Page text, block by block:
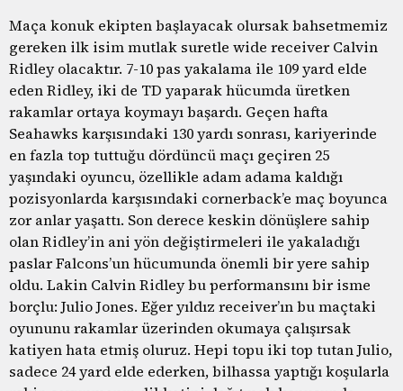
Maça konuk ekipten başlayacak olursak bahsetmemiz
gereken ilk isim mutlak suretle wide receiver Calvin
Ridley olacaktır. 7-10 pas yakalama ile 109 yard elde
eden Ridley, iki de TD yaparak hücumda üretken
rakamlar ortaya koymayı başardı. Geçen hafta
Seahawks karşısındaki 130 yardı sonrası, kariyerinde
en fazla top tuttuğu dördüncü maçı geçiren 25
yaşındaki oyuncu, özellikle adam adama kaldığı
pozisyonlarda karşısındaki cornerback’e maç boyunca
zor anlar yaşattı. Son derece keskin dönüşlere sahip
olan Ridley’in ani yön değiştirmeleri ile yakaladığı
paslar Falcons’un hücumunda önemli bir yere sahip
oldu. Lakin Calvin Ridley bu performansını bir isme
borçlu: Julio Jones. Eğer yıldız receiver’ın bu maçtaki
oyununu rakamlar üzerinden okumaya çalışırsak
katiyen hata etmiş oluruz. Hepi topu iki top tutan Julio,
sadece 24 yard elde ederken, bilhassa yaptığı koşularla